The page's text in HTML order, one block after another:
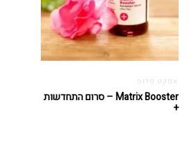
אפקט פלוס
Matrix Booster – סרום התחדשות
+